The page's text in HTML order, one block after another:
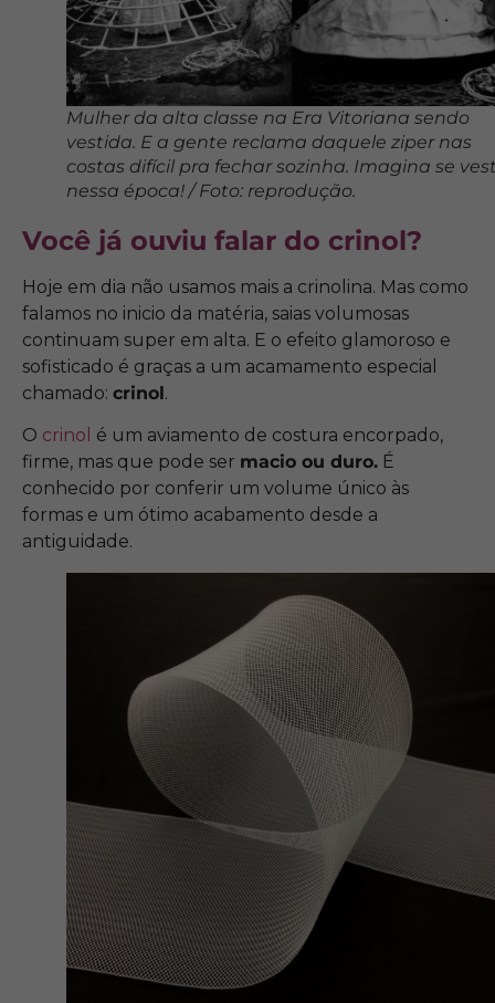
Mulher da alta classe na Era Vitoriana sendo
vestida. E a gente reclama daquele ziper nas
costas difícil pra fechar sozinha. Imagina se
nessa época! / Foto: reprodução.
Você já ouviu falar do crinol?
Hoje em dia não usamos mais a crinolina. Mas como
falamos no inicio da matéria, saias volumosas
continuam super em alta. E o efeito glamoroso e
sofisticado é graças a um acamamento especial
chamado: crinol.
O crinol é um aviamento de costura encorpado,
firme, mas que pode ser macio ou duro. É
conhecido por conferir um volume único às
formas e um ótimo acabamento desde a
antiguidade.